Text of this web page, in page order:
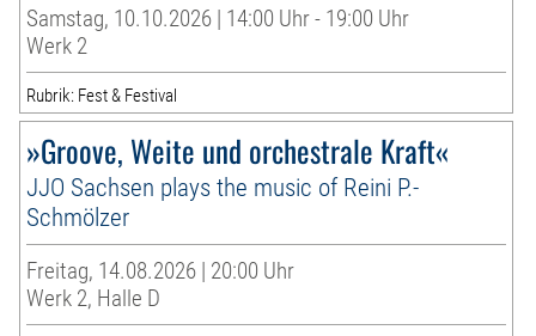
Samstag, 10.10.2026 | 14:00 Uhr - 19:00 Uhr
Werk 2
Rubrik: Fest & Festival
»Groove, Weite und orchestrale Kraft«
JJO Sachsen plays the music of Reini P.-
Schmölzer
Freitag, 14.08.2026 | 20:00 Uhr
Werk 2, Halle D